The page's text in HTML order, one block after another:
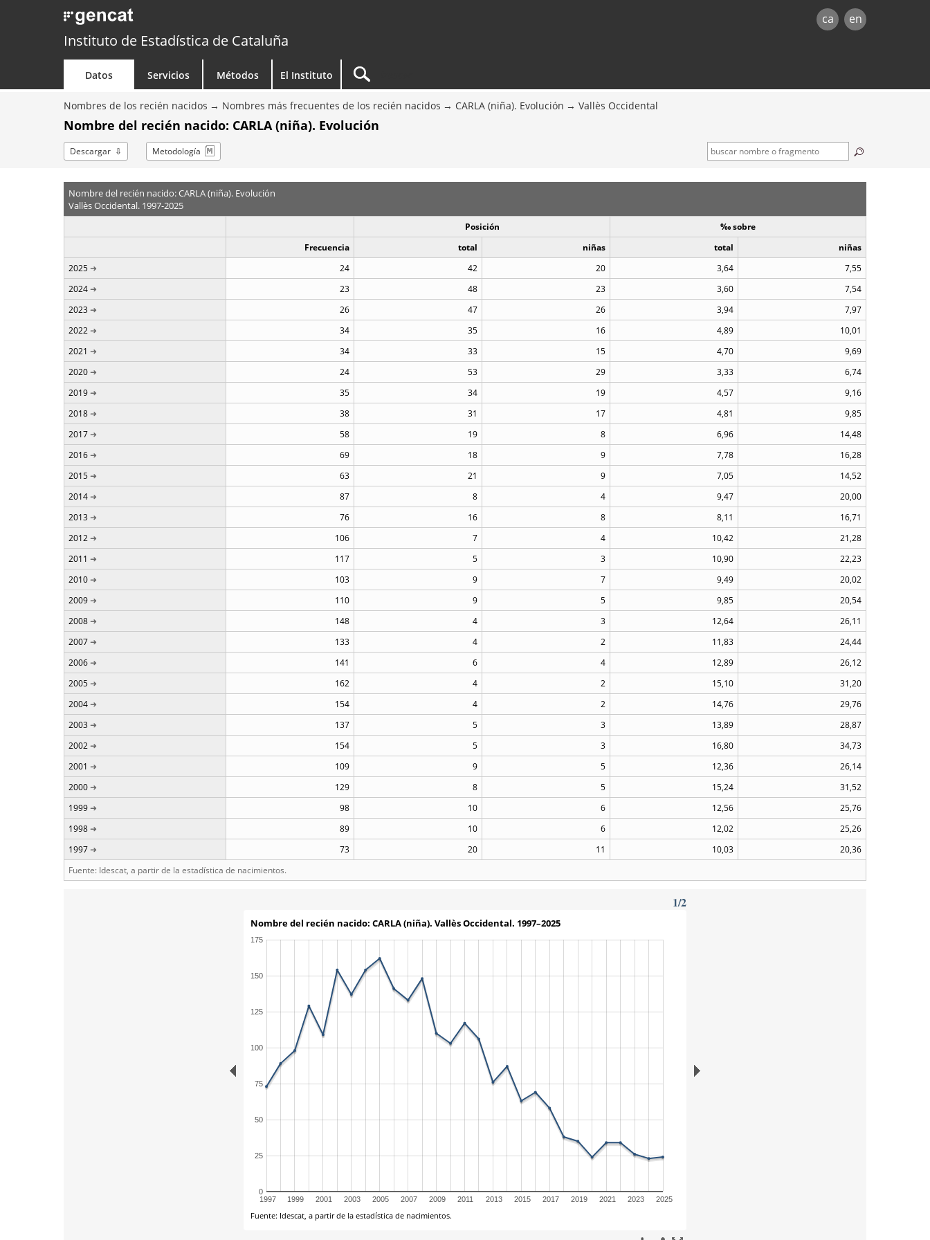
ca en
Instituto de Estadística de Cataluña
Datos Servicios Métodos El Instituto
Nombres de los recién nacidos Nombres más frecuentes de los recién nacidos CARLA (niña). Evolución Vallès Occidental
Nombre del recién nacido: CARLA (niña). Evolución
Descargar Metodología
Nombre del recién nacido: CARLA (niña). Evolución
Vallès Occidental. 1997-2025
Posición
‰ sobre
Frecuencia
total niñas total
niñas
2025
24 42 20 3,64
7,55
2024
23 48 23 3,60
7,54
2023
26 47 26 3,94
7,97
2022
34 35 16 4,89
10,01
2021
34 33 15 4,70
9,69
2020
24 53 29 3,33
6,74
2019
35 34 19 4,57
9,16
2018
38 31 17 4,81
9,85
2017
58 19 8 6,96
14,48
2016
69 18 9 7,78
16,28
2015
63 21 9 7,05
14,52
2014
87 8 4 9,47
20,00
2013
76 16 8 8,11
16,71
2012
106 7 4 10,42
21,28
2011
117 5 3 10,90
22,23
2010
103 9 7 9,49
20,02
2009
110 9 5 9,85
20,54
2008
148 4 3 12,64
26,11
2007
133 4 2 11,83
24,44
2006
141 6 4 12,89
26,12
2005
162 4 2 15,10
31,20
2004
154 4 2 14,76
29,76
2003
137 5 3 13,89
28,87
2002
154 5 3 16,80
34,73
2001
109 9 5 12,36
26,14
2000
129 8 5 15,24
31,52
1999
98 10 6 12,56
25,76
1998
89 10 6 12,02
25,26
1997
73 20 11 10,03
20,36
Fuente: Idescat, a partir de la estadística de nacimientos.